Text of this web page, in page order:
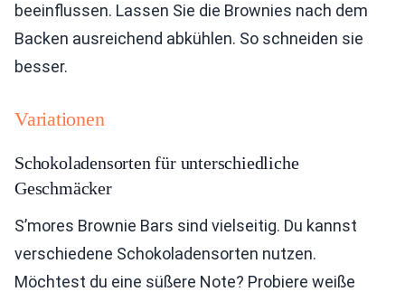
beeinflussen. Lassen Sie die Brownies nach dem
Backen ausreichend abkühlen. So schneiden sie
besser.
Variationen
Schokoladensorten für unterschiedliche
Geschmäcker
S’mores Brownie Bars sind vielseitig. Du kannst
verschiedene Schokoladensorten nutzen.
Möchtest du eine süßere Note? Probiere weiße